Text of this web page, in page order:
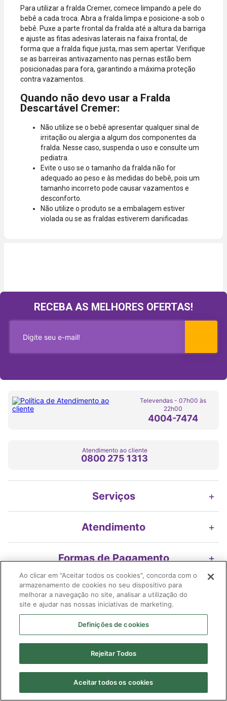
Para utilizar a fralda Cremer, comece limpando a pele do
bebê a cada troca. Abra a fralda limpa e posicione-a sob o
bebê. Puxe a parte frontal da fralda até a altura da barriga
e ajuste as fitas adesivas laterais na faixa frontal, de
forma que a fralda fique justa, mas sem apertar. Verifique
se as barreiras antivazamento nas pernas estão bem
posicionadas para fora, garantindo a máxima proteção
contra vazamentos.
Quando não devo usar a Fralda
Descartável Cremer:
Não utilize se o bebê apresentar qualquer sinal de
irritação ou alergia a algum dos componentes da
fralda. Nesse caso, suspenda o uso e consulte um
pediatra.
Evite o uso se o tamanho da fralda não for
adequado ao peso e às medidas do bebê, pois um
tamanho incorreto pode causar vazamentos e
desconforto.
Não utilize o produto se a embalagem estiver
violada ou se as fraldas estiverem danificadas.
RECEBA AS MELHORES OFERTAS!
Televendas - 07h00 às
22h00
4004-7474
Atendimento ao cliente
0800 275 1313
Serviços +
Atendimento +
Formas de Pagamento +
Nossos Selos
Imifarma Produtos Farmacêuticos e Cosméticos S/A | Extrafarma |
04.899.316/0478-58| I.E. 119.116.200.116| Avenida Braz Leme, 2175 -
| AFE:
7.58472-6| CMVS - 355030801-477-010523-1-4.
Ao clicar em "Aceitar todos os cookies", concorda com o
armazenamento de cookies no seu dispositivo para
melhorar a navegação no site, analisar a utilização do
site e ajudar nas nossas iniciativas de marketing.
Definições de cookies
Rejeitar Todos
Aceitar todos os cookies